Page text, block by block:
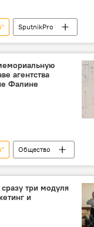
SputnikPro
СМИ
проект
агентства
Фалине
Общество
память
Дмитрий Киселев
три модуля
и